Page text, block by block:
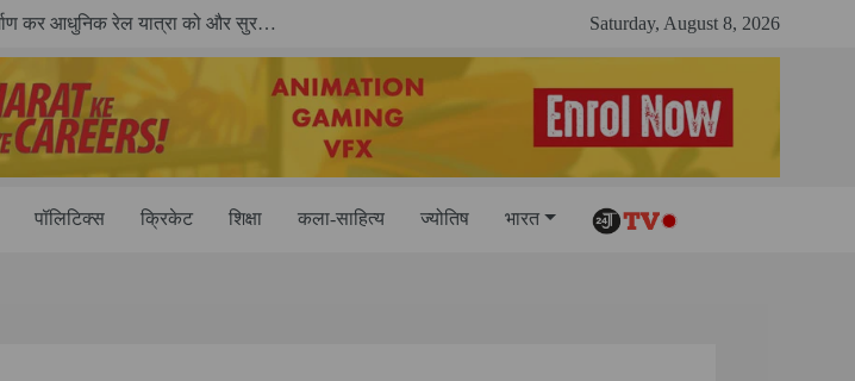
भारतीय रेलवे ने 11 वर्षों में 42,600 से अधिक एलएचबी कोचों का निर्माण कर आधुनिक रेल यात्रा को और सुरक्षित बनाया Saturday, August 8, 2026
पॉलिटिक्स क्रिकेट शिक्षा कला-साहित्य ज्योतिष भारत